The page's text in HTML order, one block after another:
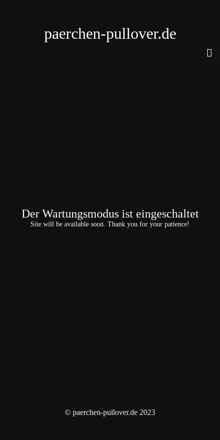
paerchen-pullover.de
Der Wartungsmodus ist eingeschaltet
Site will be available soon. Thank you for your patience!
© paerchen-pullover.de 2023